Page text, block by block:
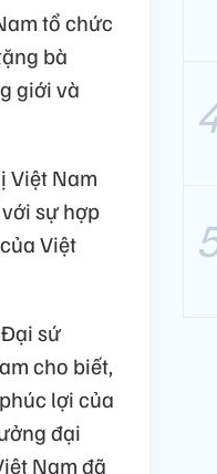
tổ chức
bà
giới và
Việt Nam
sự hợp
Việt
sứ
cho biết,
lợi của
đại
Nam đã